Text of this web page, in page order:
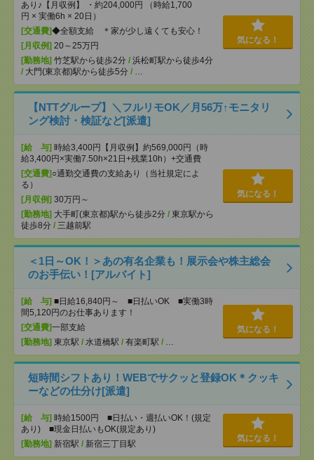
あり♪【月収例】 ・約204,000円 （時給1,700
円 × 実働6h × 20日）
[交通費]◆全額支給 ＊家が少し遠くても安心！
[月収例] 20～25万円
[勤務地] 竹芝駅から徒歩2分 / 浜松町駅から徒歩4分
/ 大門(東京都)駅から徒歩5分 /
気になる！
【NTTグループ】＼フルリモOK／月56万↑モニタリ
ング検討・検証など[派遣]
[給 与] 時給3,400円【月収例】約569,000円（時
給3,400円×実働7.50h×21日+残業10h）+交通費
[交通費]○通勤交通費の支給あり（当社規定によ
る）
[月収例] 30万円～
[勤務地] 大手町(東京都)駅から徒歩2分 / 東京駅から
徒歩8分 / 三越前駅
気になる！
＜1日～OK！＞あの有名企業も！展示会や株主総会
のお手伝い！[アルバイト]
[給 与] ■日給16,840円～ ■日払いOK ■実働3時
間5,120円のお仕事あります！
[交通費]一部支給
[勤務地] 東京駅 / 水道橋駅 / 有楽町駅 /
気になる！
短時間シフトあり！WEBでサクッと登録OK＊クッキ
ーなどの仕分け[派遣]
[給 与] 時給1500円 ■日払い・週払いOK！(規定
あり) ■現金日払いもOK(規定あり)
[勤務地] 新宿駅 / 新宿三丁目駅
気になる！